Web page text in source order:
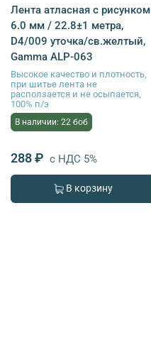
Лента атласная с рисунком
6.0 мм / 22.8±1 метра,
D4/009 уточка/св.желтый,
Gamma ALP-063
Высокое качество и плотность,
при шитье лента не
расползается и не осыпается,
100% п/э
В наличии: 22 боб
288 ₽ с НДС 5%
В корзину